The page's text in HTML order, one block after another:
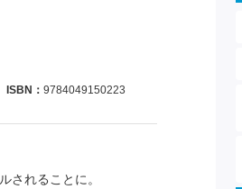
ISBN： 9784049150223
されることに。